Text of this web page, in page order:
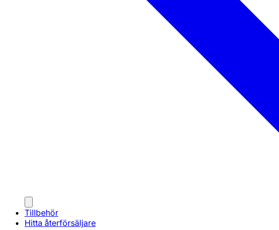
Tillbehör
Hitta återförsäljare